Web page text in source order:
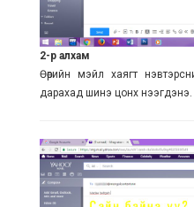
2-р алхам
Өөрийн мэйл хаягт
дарахад шинэ цонх нээгдэнэ.